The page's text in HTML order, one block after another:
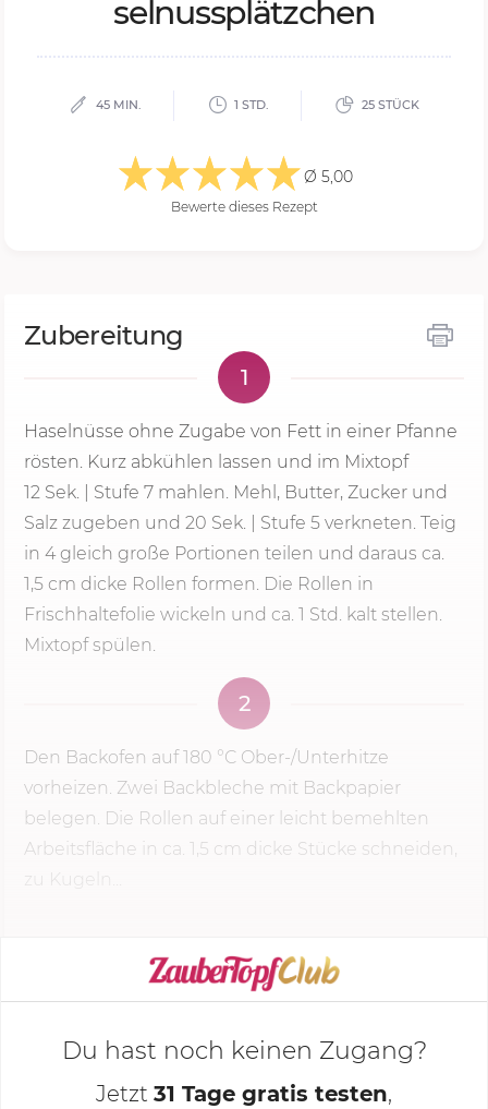
sel­nuss­plätz­chen
45 MIN. 1 STD. 25 STÜCK
Ø 5,00
Bewerte dieses Rezept
Zubereitung
1
Haselnüsse ohne Zugabe von Fett in einer Pfanne
rösten. Kurz abkühlen lassen und im Mixtopf
12 Sek.
Stufe 7 mahlen. Mehl, Butter, Zucker und
Salz zugeben und 20 Sek. | Stufe 5 verkneten. Teig
in 4 gleich große Portionen teilen und daraus ca.
1,5 cm dicke Rollen formen. Die Rollen in
Frischhaltefolie wickeln und ca. 1 Std. kalt stellen.
Mixtopf spülen.
2
Den Backofen auf180 °C Ober-/Unterhitze
vorheizen. Zwei Backbleche mit Backpapier
belegen. Die Rollen auf einer leicht bemehlten
Arbeitsfläche in ca. 1,5 cm dicke Stücke schneiden,
zu Kugeln...
KOCHMODUS STARTEN
Du hast noch keinen Zugang?
Jetzt 31 Tage gratis testen,